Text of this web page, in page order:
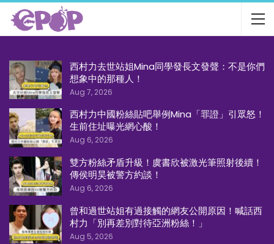
西村力去世站姐Mina同學發長文發聲：不是你們
想象中的那種人！
Aug 7, 2026
西村力中國粉絲貼吧舉例Mina「罪證」引眾怒！
生前住址曝光網心酸！
Aug 6, 2026
雙方粉絲矛盾升級！虞書欣被激光筆照射後續！
傳侯明昊被警方約談！
Aug 6, 2026
曾和過世站姐有過接觸的網友公開原因！喊話西
村力「別再差別對待亞洲粉絲！」
Aug 5, 2026